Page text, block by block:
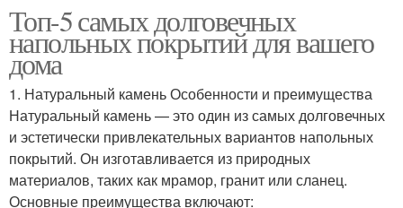
Топ-5 самых долговечных
напольных покрытий для вашего
дома
1. Натуральный камень Особенности и преимущества
Натуральный камень — это один из самых долговечных
и эстетически привлекательных вариантов напольных
покрытий. Он изготавливается из природных
материалов, таких как мрамор, гранит или сланец.
Основные преимущества включают: